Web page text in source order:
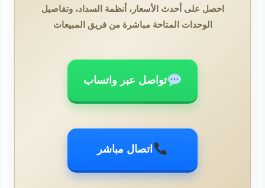
احصل على أحدث الأسعار، أنظمة السداد، وتفاصيل
الوحدات المتاحة مباشرة من فريق المبيعات
تواصل عبر واتساب
اتصال مباشر